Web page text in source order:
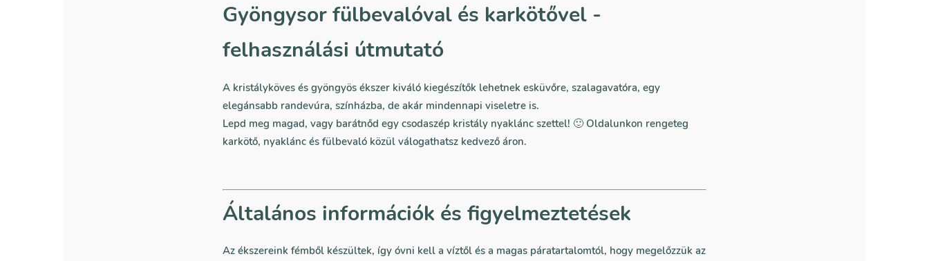
Gyöngysor fülbevalóval és karkötővel -
felhasználási útmutató
A kristályköves és gyöngyös ékszer kiváló kiegészítők lehetnek esküvőre, szalagavatóra, egy
elegánsabb randevúra, színházba, de akár mindennapi viseletre is.
Lepd meg magad, vagy barátnőd egy csodaszép kristály nyaklánc szettel! 🙂 Oldalunkon rengeteg
karkötő, nyaklánc és fülbevaló közül válogathatsz kedvező áron.
Általános információk és figyelmeztetések
Az ékszereink fémből készültek, így óvni kell a víztől és a magas páratartalomtól, hogy megelőzzük az